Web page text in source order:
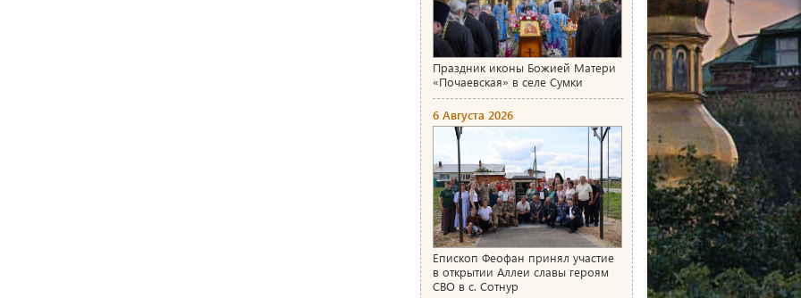
Праздник иконы Божией Матери
«Почаевская» в селе Сумки
6 Августа 2026
Епископ Феофан принял участие
в открытии Аллеи славы героям
СВО в с. Сотнур